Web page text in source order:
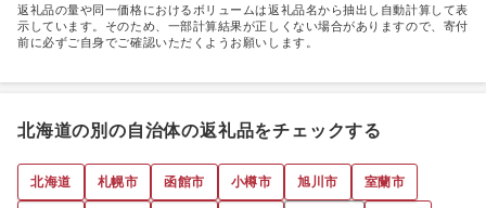
返礼品の量や同一価格におけるボリュームは返礼品名から抽出し自動計算して表
示しています。そのため、一部計算結果が正しくない場合がありますので、寄付
前に必ずご自身でご確認いただくようお願いします。
北海道の別の自治体の返礼品をチェックする
北海道 札幌市 函館市 小樽市 旭川市
室蘭市